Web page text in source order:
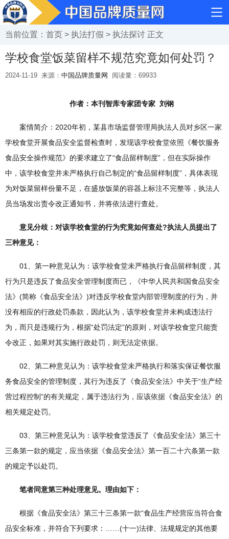
当前位置： 首页 > 执法打假 > 执法探讨 正文
学校食堂饭菜留样不规范究竟如何处罚？
2024-11-19 来源： 中国品牌质量网 阅读量： 69933
作者：本刊智库专家团专家 刘钢
案情简介：2020年初，某县市场监督管理局执法人员对乡区一家
学校食堂开展食品安全监督检查时，发现该学校食堂依照《餐饮服务
食品安全操作规范》的要求建立了“食品留样制度”，但在实际操作
中，该学校食堂并未严格执行自己制定的“食品留样制度”，具体表现
为对饭菜留样份量不足，在盛放饭菜的容器上标注不完整等，执法人
员当场发出责令改正通知书，并将依法进行查处。
意见分歧：对该学校食堂的行为究竟如何查处?执法人员提出了
三种意见：
01、第一种意见认为：该学校食堂未严格执行食品留样制度，其
行为只是违反了食品安全管理制度而已，《中华人民共和国食品安全
法》(简称《食品安全法》)对违反学校食堂内部管理制度的行为，并
没有相应的行政处罚条款，因此认为，该学校食堂并未构成违法行
为，而只是违规行为，根据“处罚法定”的原则，对该学校食堂只能责
令改正，如果对其实施行政处罚，则无法定依据。
02、第二种意见认为：该学校食堂未严格执行和落实保证餐饮服
务食品安全的管理制度，其行为违反了《食品安全法》中关于“生产经
营过程控制”的有关规定，属于违法行为，应该依据《食品安全法》的
相关规定处罚。
03、第三种意见认为：该学校食堂违反了《食品安全法》第三十
三条第一款的规定，应当依据《食品安全法》第一百二十六条第一款
的规定予以处罚。
笔者同意第三种处理意见。理由如下：
根据《食品安全法》第三十三条第一款“食品生产经营应当符合食
品安全标准，并符合下列要求：……(十一)法律、法规规定的其他要